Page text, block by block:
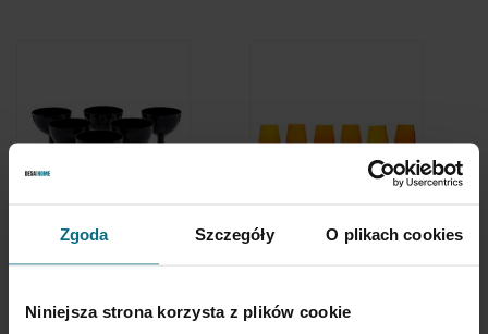
Zgoda Szczegóły O plikach cookies
Niniejsza strona korzysta z plików cookie
Aleksandra
"Klieszki księżycowe"
3 000 zł
Komplet
2nd half of the
20th Century
800 zł